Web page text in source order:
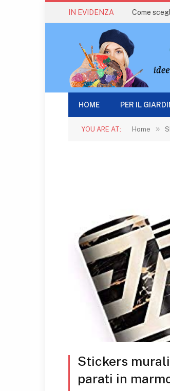
IN EVIDENZA Come
HOME PER IL
YOU ARE AT: Home »
Stickers
parati in